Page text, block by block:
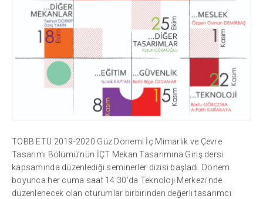
TOBB ETÜ 2019-2020 Güz Dönemi İç Mimarlık ve Çevre
Tasarımı Bölümü’nün İÇT Mekan Tasarımına Giriş dersi
kapsamında düzenlediği seminerler dizisi başladı. Dönem
boyunca her cuma saat 14:30’da Teknoloji Merkezi’nde
düzenlenecek olan oturumlar birbirinden değerli tasarımcı